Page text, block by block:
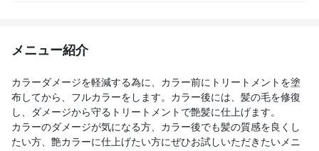
メニュー紹介
カラーダメージを軽減する為に、カラー前にトリートメントを塗
布してから、フルカラーをします。カラー後には、髪の毛を修復
し、ダメージから守るトリートメントで艶髪に仕上げます。
カラーのダメージが気になる方、カラー後でも髪の質感を良くし
たい方、艶カラーに仕上げたい方にぜひお試しいただきたいメニ